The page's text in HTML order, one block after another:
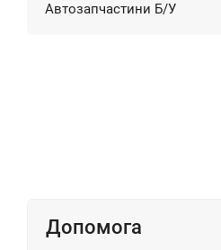
Автозапчастини Б/У
Допомога